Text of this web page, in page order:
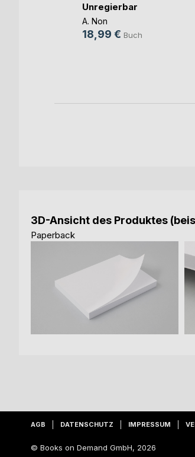
Unregierbar
A. Non
18,99 € Buch
3D-Ansicht des Produktes
Paperback
AGB DATENSCHUTZ IMPRESSUM
© Books on Demand GmbH, 2026